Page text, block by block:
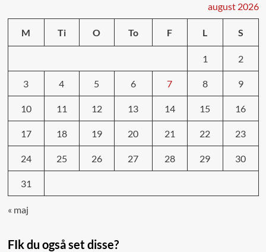
august 2026
M Ti O To F L S
1 2
3 4 5 6 7 8 9
10 11 12 13 14 15 16
17 18 19 20 21 22 23
24 25 26 27 28 29 30
31
« maj
FIk du også set disse?